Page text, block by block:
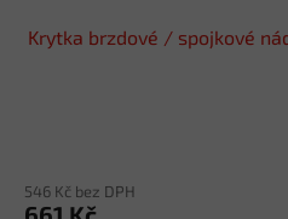
Krytka brzdové / spojkové
546 Kč bez DPH